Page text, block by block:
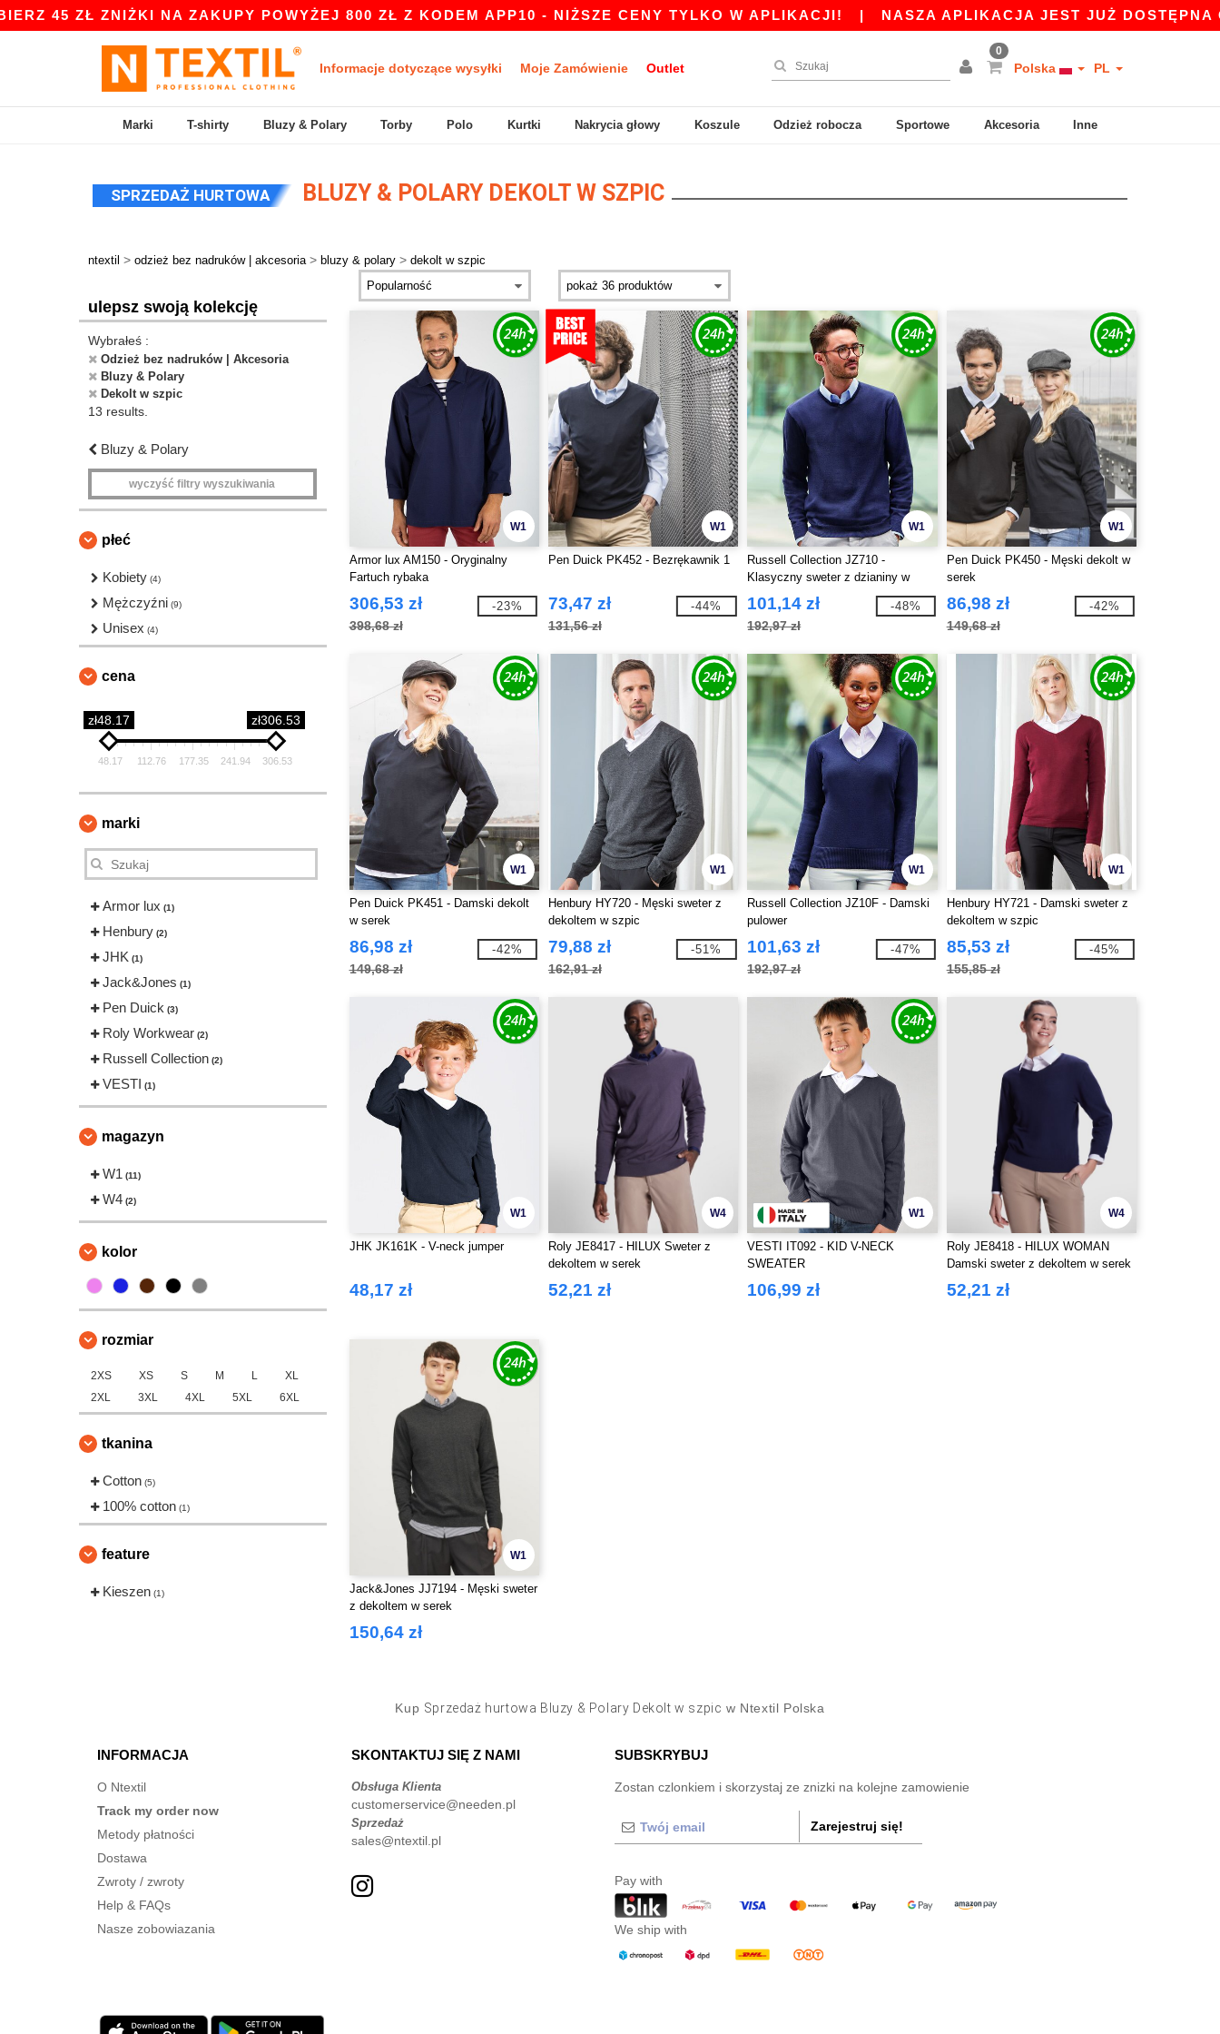
45 ZŁ ZNIŻKI NA ZAKUPY POWYŻEJ 800 ZŁ Z KODEM APP10 - NIŻSZE CENY TYLKO W APLIKACJI!| NASZA APLIKACJA JEST JUŻ DOSTĘPNA
Informacje dotyczące wysyłki Moje Zamówienie Outlet
0
Polska PL
Marki T-shirty Bluzy & Polary Torby Polo Kurtki Nakrycia głowy Koszule Odzież robocza Sportowe Akcesoria Inne
SPRZEDAŻ HURTOWA BLUZY & POLARY DEKOLT W SZPIC
ntextil > odzież bez nadruków | akcesoria > bluzy & polary > dekolt w szpic
ulepsz swoją kolekcję
Wybrałeś :
Odzież bez nadruków | Akcesoria
Bluzy & Polary
Dekolt w szpic
13 results.
Bluzy & Polary
wyczyść filtry wyszukiwania
płeć
Kobiety (4)
Mężczyźni (9)
Unisex (4)
cena
zł48.17 zł306.53
48.17 112.76 177.35 241.94 306.53
marki
Armor lux (1)
Henbury (2)
JHK (1)
Jack&Jones (1)
Pen Duick (3)
Roly Workwear (2)
Russell Collection (2)
VESTI (1)
magazyn
W1 (11)
W4 (2)
kolor
rozmiar
2XS XS S M L
XL
2XL
3XL 4XL 5XL 6XL
tkanina
Cotton (5)
100% cotton (1)
feature
Kieszen (1)
W1
Armor lux AM150 - Oryginalny
Fartuch rybaka
306,53 zł
398,68 zł
-23%
W1
Pen Duick PK452 - Bezrękawnik 1
73,47 zł
131,56 zł
-44%
W1
Russell Collection JZ710 -
Klasyczny sweter z dzianiny w
serek
101,14 zł
192,97 zł
-48%
W1
Pen Duick PK450 - Męski dekolt w
serek
86,98 zł
149,68 zł
-42%
W1
Pen Duick PK451 - Damski dekolt
w serek
86,98 zł
149,68 zł
-42%
W1
Henbury HY720 - Męski sweter z
dekoltem w szpic
79,88 zł
162,91 zł
-51%
W1
Russell Collection JZ10F - Damski
pulower
101,63 zł
192,97 zł
-47%
W1
Henbury HY721 - Damski sweter z
dekoltem w szpic
85,53 zł
155,85 zł
-45%
W1
JHK JK161K - V-neck jumper
48,17 zł
W4
Roly JE8417 - HILUX Sweter z
dekoltem w serek
52,21 zł
W1
VESTI IT092 - KID V-NECK
SWEATER
106,99 zł
W4
Roly JE8418 - HILUX WOMAN
Damski sweter z dekoltem w serek
52,21 zł
W1
Jack&Jones JJ7194 - Męski sweter
z dekoltem w serek
150,64 zł
Kup Sprzedaż hurtowa Bluzy & Polary Dekolt w szpic w Ntextil Polska
INFORMACJA
O Ntextil
Track my order now
Metody płatności
Dostawa
Zwroty / zwroty
Help & FAQs
Nasze zobowiazania
SKONTAKTUJ SIĘ Z NAMI
Obsługa Klienta
customerservice@needen.pl
Sprzedaż
sales@ntextil.pl
SUBSKRYBUJ
Zostan czlonkiem i skorzystaj ze znizki na kolejne zamowienie
Zarejestruj się!
Pay with
We ship with